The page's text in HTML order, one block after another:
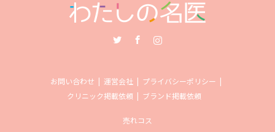
お問い合わせ 運営会社
プライバシーポリシー
クリニック掲載依頼
ブランド掲載依頼
売れコス